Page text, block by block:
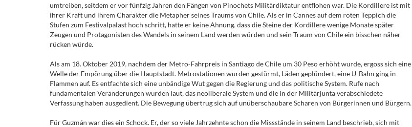
umtreiben, seitdem er vor fünfzig Jahren den Fängen von Pinochets Militärdiktatur entflohen war. Die Kordillere ist mit
ihrer Kraft und ihrem Charakter die Metapher seines Traums von Chile. Als er in Cannes auf dem roten Teppich die
Stufen zum Festivalpalast hoch schritt, hatte er keine Ahnung, dass die Steine der Kordillere wenige Monate später
Zeugen und Protagonisten des Wandels in seinem Land werden würden und sein Traum von Chile ein bisschen näher
rücken würde.
Als am 18. Oktober 2019, nachdem der Metro-Fahrpreis in Santiago de Chile um 30 Peso erhöht wurde, ergoss sich eine
Welle der Empörung über die Hauptstadt. Metrostationen wurden gestürmt, Läden geplündert, eine U-Bahn ging in
Flammen auf. Es entfachte sich eine unbändige Wut gegen die Regierung und das politische System. Rufe nach
fundamentalen Veränderungen wurden laut, das neoliberale System und die in der Militärjunta verabschiedete
Verfassung haben ausgedient. Die Bewegung übertrug sich auf unüberschaubare Scharen von Bürgerinnen und Bürgern.
Für Guzmán war dies ein Schock. Er, der so viele Jahrzehnte schon die Missstände in seinem Land beschrieb, sich mit